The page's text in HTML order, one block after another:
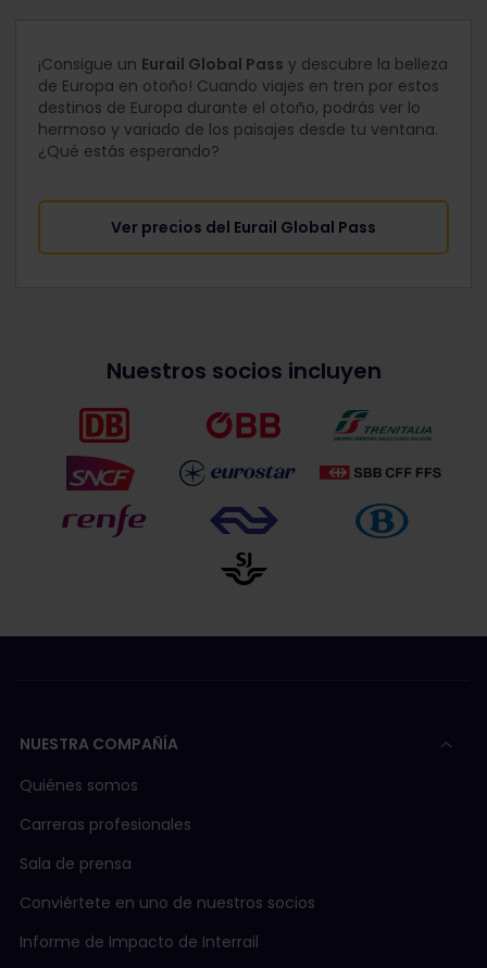
¡Consigue un Eurail Global Pass y descubre la belleza
de Europa en otoño! Cuando viajes en tren por estos
destinos de Europa durante el otoño, podrás ver lo
hermoso y variado de los paisajes desde tu ventana.
¿Qué estás esperando?
Ver precios del Eurail Global Pass
Nuestros socios incluyen
NUESTRA COMPAÑÍA
Quiénes somos
Carreras profesionales
Sala de prensa
Conviértete en uno de nuestros socios
Informe de Impacto de Interrail